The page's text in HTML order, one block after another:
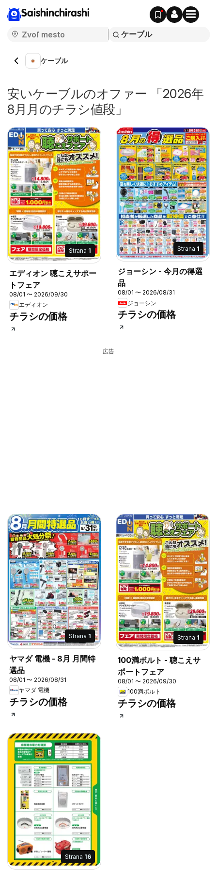
Saishinchirashi
ケーブル
安いケーブルのオファー 「2026年
8月月のチラシ値段」
Strana 1
エディオン 聴こえサポー
トフェア
08/01 〜 2026/09/30
エディオン
チラシの価格
Strana 1
ジョーシン - 今月の得選
品
08/01 〜 2026/08/31
ジョーシン
チラシの価格
広告
Strana 1
ヤマダ 電機 - 8月 月間特
選品
08/01 〜 2026/08/31
ヤマダ 電機
チラシの価格
Strana 1
100満ボルト - 聴こえサ
ポートフェア
08/01 〜 2026/09/30
100満ボルト
チラシの価格
Strana 16